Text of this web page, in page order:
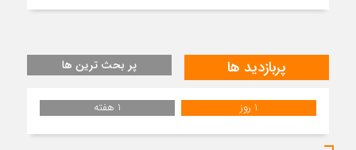
پربازدید ها پر بحث ترین ها
1 روز 1 هفته